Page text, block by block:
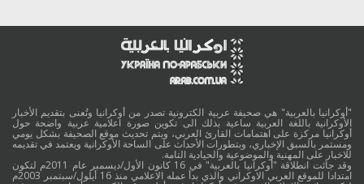
"أوكرانيا بالعربية" هي صحيفة عربية الكترونية تصدر من أوكرانيا وتُعنى بتقديم الأخبار
الأوكرانية باللغة العربية ساعية بذلك الى تكوين صورة اعلامية عربية واضحة حول
أوكرانيا مركزة على اهتمامات القارئ العربي، ويتم تحديث موقع الصحيفة بشكل يومي
ومستمر بالسبق الإخباري، وبتطورات الأحداث على الساحة الأوكرانية ويعتمد في تقديمه
للاخبار على المهنية والموضوعية والحيادية التامة.
وقد جائت انطلاقة "أوكرانيا بالعربية" في 16 كانون الأول/ديسمبر عام 2011م لتكون
امتدادا للموقع العربي الاوكراني والذي بدأ عمله الاعلامي منذ 16 أيلول/سبتمبر 2003م